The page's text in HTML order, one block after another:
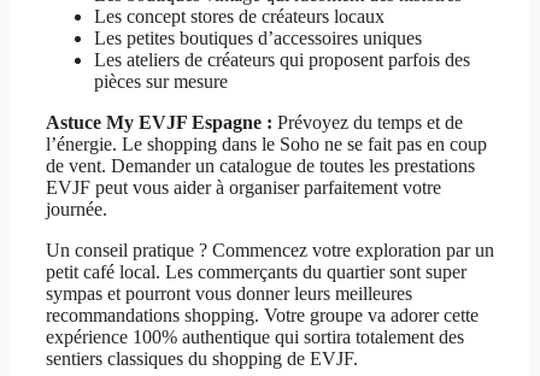
Les concept stores de créateurs locaux
Les petites boutiques d’accessoires uniques
Les ateliers de créateurs qui proposent parfois des
pièces sur mesure
Astuce My EVJF Espagne : Prévoyez du temps et de
l’énergie. Le shopping dans le Soho ne se fait pas en coup
de vent. Demander un catalogue de toutes les prestations
EVJF peut vous aider à organiser parfaitement votre
journée.
Un conseil pratique ? Commencez votre exploration par un
petit café local. Les commerçants du quartier sont super
sympas et pourront vous donner leurs meilleures
recommandations shopping. Votre groupe va adorer cette
expérience 100% authentique qui sortira totalement des
sentiers classiques du shopping de EVJF.